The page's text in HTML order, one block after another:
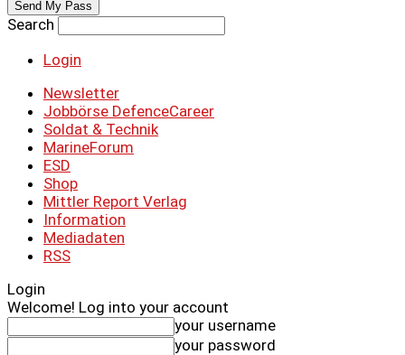
Search
Login
Newsletter
Jobbörse DefenceCareer
Soldat & Technik
MarineForum
ESD
Shop
Mittler Report Verlag
Information
Mediadaten
RSS
Login
Welcome! Log into your account
your username
your password